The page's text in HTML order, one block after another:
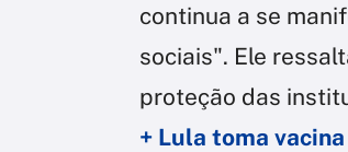
continua a se
sociais". Ele
proteção das
+ Lula toma